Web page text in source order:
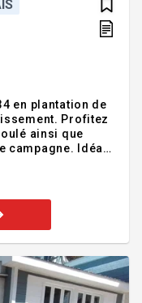
en plantation de
Profitez
ainsi que
campagne. Idéal
polyvalent
Un poulailler
alliant